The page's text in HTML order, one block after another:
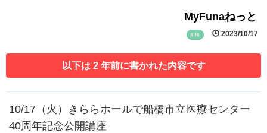
MyFunaねっと
船橋 2023/10/17
以下は 2 年前に書かれた内容です
10/17（火）きららホールで船橋市立医療センター
40周年記念公開講座